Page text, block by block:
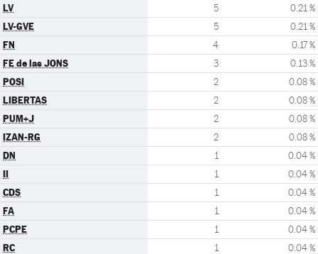
LV 5 0.21 %
LV-GVE 5 0.21 %
FN 4 0.17 %
FE de las JONS 3 0.13 %
POSI 2 0.08 %
LIBERTAS 2 0.08 %
PUM+J 2 0.08 %
IZAN-RG 2 0.08 %
DN 1 0.04 %
II 1 0.04 %
CDS 1 0.04 %
FA 1 0.04 %
PCPE 1 0.04 %
RC 1 0.04 %